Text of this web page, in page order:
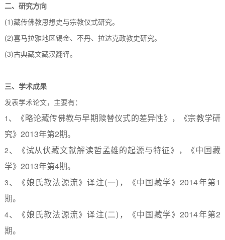
二、研究方向
(1)藏传佛教思想史与宗教仪式研究。
(2)喜马拉雅地区锡金、不丹、拉达克政教史研究。
(3)古典藏文藏汉翻译。
三、学术成果
发表学术论文，主要有：
1 、《略论藏传佛教与早期赎替仪式的差异性》，《宗教学研
究》 2013年第2期。
2、《试从伏藏文献解读哲孟雄的起源与特征》，《中国藏
学》 2013年第4期。
3、《娘氏教法源流》译注(一) ，《中国藏学》2014年第1
期。
4、《娘氏教法源流》译注(二) ，《中国藏学》2014年第2
期。